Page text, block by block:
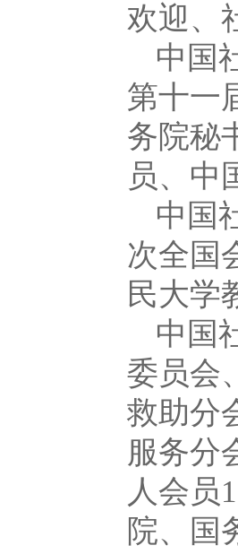
欢迎、
中国
第十一
务院秘
员、中
中国
次全国
民大学
中国
委员会
救助分
服务分
人会员
院、国